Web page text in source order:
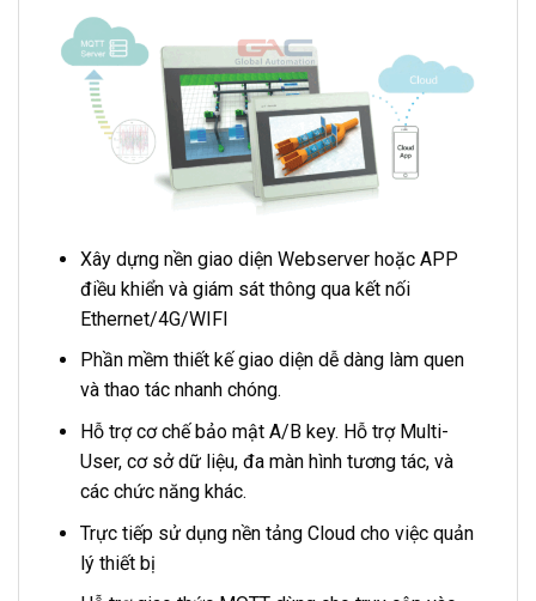
Xây dựng nền giao diện Webserver hoặc APP
điều khiển và giám sát thông qua kết nối
Ethernet/4G/WIFI
Phần mềm thiết kế giao diện dễ dàng làm quen
và thao tác nhanh chóng.
Hỗ trợ cơ chế bảo mật A/B key. Hỗ trợ Multi-
User, cơ sở dữ liệu, đa màn hình tương tác, và
các chức năng khác.
Trực tiếp sử dụng nền tảng Cloud cho việc quản
lý thiết bị